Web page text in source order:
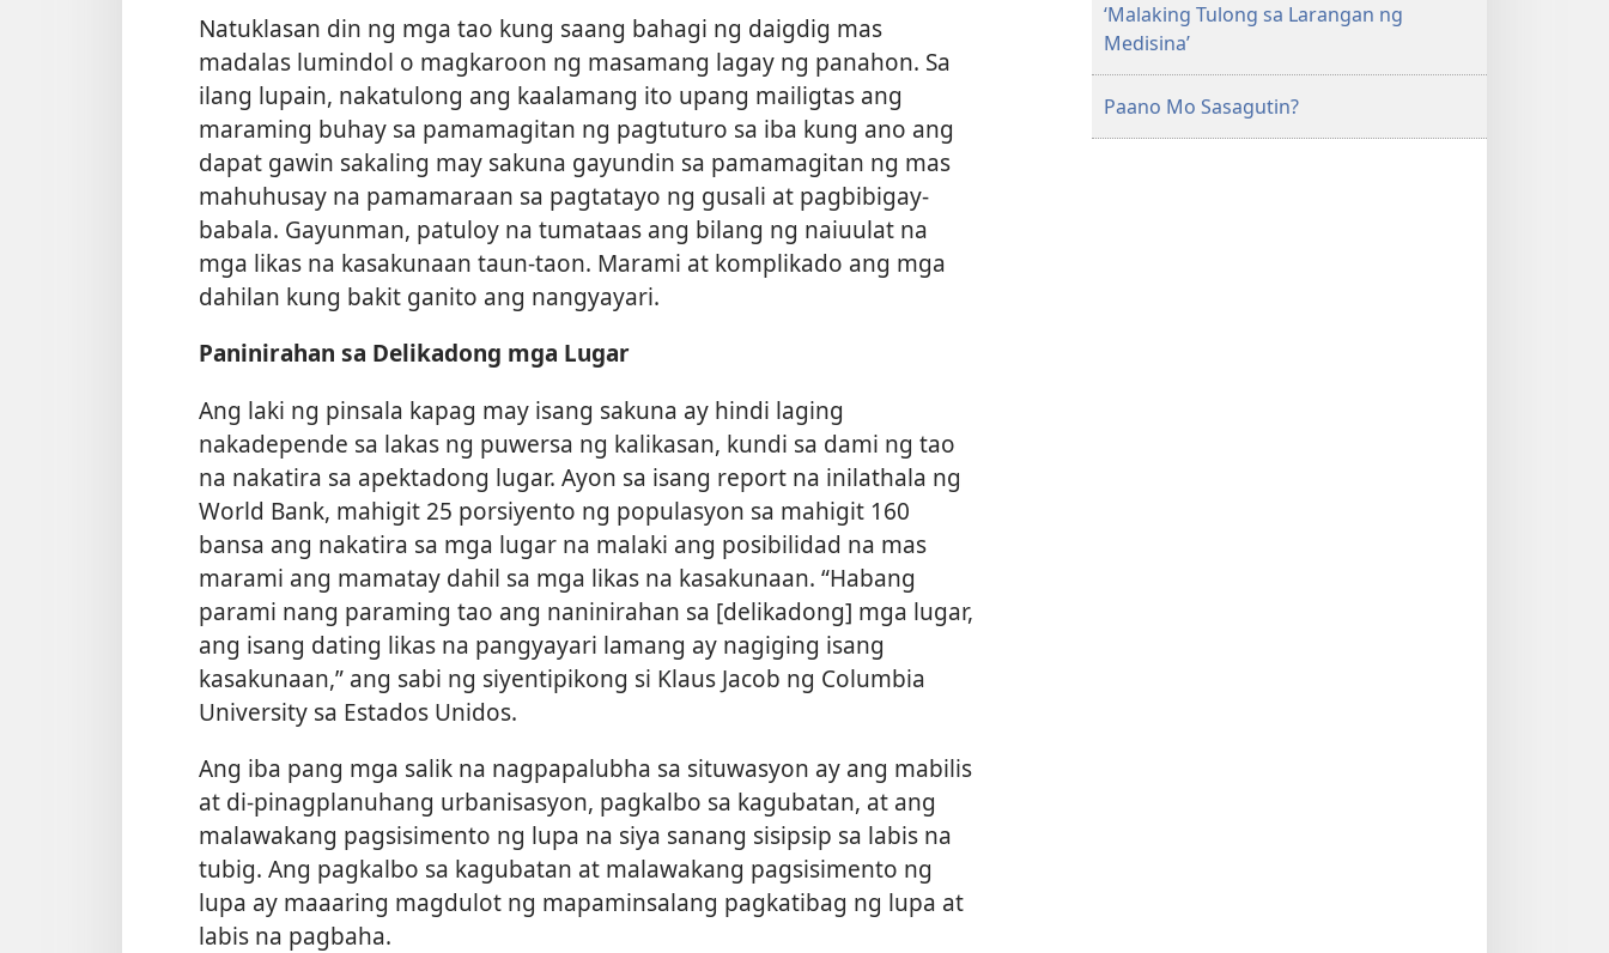
Natuklasan din ng mga tao kung saang bahagi ng daigdig mas
madalas lumindol o magkaroon ng masamang lagay ng panahon. Sa
ilang lupain, nakatulong ang kaalamang ito upang mailigtas ang
maraming buhay sa pamamagitan ng pagtuturo sa iba kung ano ang
dapat gawin sakaling may sakuna gayundin sa pamamagitan ng mas
mahuhusay na pamamaraan sa pagtatayo ng gusali at pagbibigay-
babala. Gayunman, patuloy na tumataas ang bilang ng naiuulat na
mga likas na kasakunaan taun-taon. Marami at komplikado ang mga
dahilan kung bakit ganito ang nangyayari.
Paninirahan sa Delikadong mga Lugar
Ang laki ng pinsala kapag may isang sakuna ay hindi laging
nakadepende sa lakas ng puwersa ng kalikasan, kundi sa dami ng tao
na nakatira sa apektadong lugar. Ayon sa isang report na inilathala ng
World Bank, mahigit 25 porsiyento ng populasyon sa mahigit 160
bansa ang nakatira sa mga lugar na malaki ang posibilidad na mas
marami ang mamatay dahil sa mga likas na kasakunaan. “Habang
parami nang paraming tao ang naninirahan sa [delikadong] mga lugar,
ang isang dating likas na pangyayari lamang ay nagiging isang
kasakunaan,” ang sabi ng siyentipikong si Klaus Jacob ng Columbia
University sa Estados Unidos.
Ang iba pang mga salik na nagpapalubha sa situwasyon ay ang mabilis
at di-pinagplanuhang urbanisasyon, pagkalbo sa kagubatan, at ang
malawakang pagsisimento ng lupa na siya sanang sisipsip sa labis na
tubig. Ang pagkalbo sa kagubatan at malawakang pagsisimento ng
lupa ay maaaring magdulot ng mapaminsalang pagkatibag ng lupa at
labis na pagbaha.
‘Malaking Tulong sa Larangan ng
Medisina’
Paano Mo Sasagutin?